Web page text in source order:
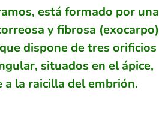
está formado por una
y fibrosa (exocarpo)
dispone de tres orificios
situados en el ápice,
la raicilla del embrión.